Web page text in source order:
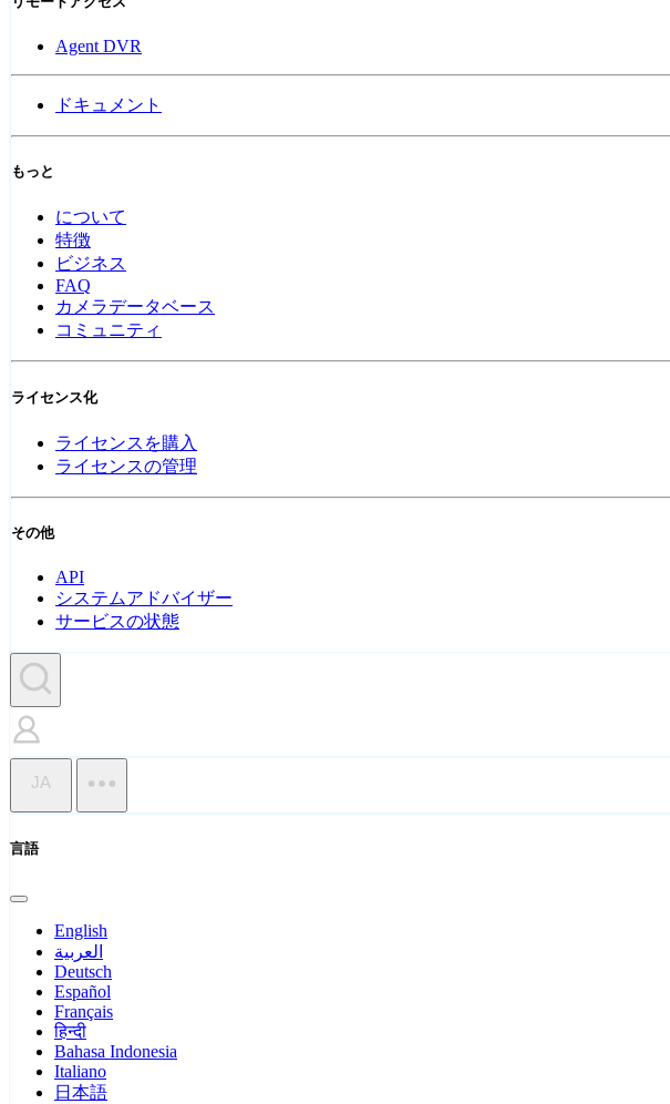
Agent DVR
ドキュメント
もっと
について
特徴
ビジネス
FAQ
カメラデータベース
コミュニティ
ライセンス化
ライセンスを購入
ライセンスの管理
その他
API
システムアドバイザー
サービスの状態
JA
言語
English
العربية
Deutsch
Español
Français
हिन्दी
Bahasa Indonesia
Italiano
日本語